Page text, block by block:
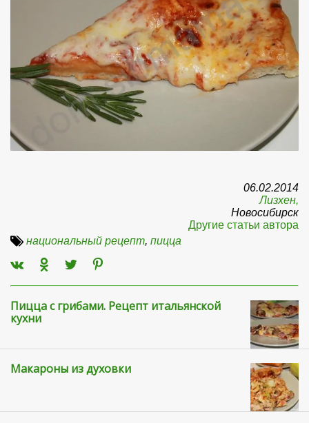
06.02.2014
Лизхен,
Новосибирск
Другие статьи автора
национальный рецепт, пицца
Пицца с грибами. Рецепт итальянской
кухни
Макароны из духовки